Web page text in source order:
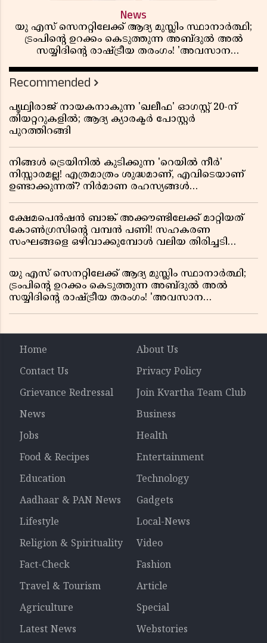
News
യു എസ് സെനറ്റിലേക്ക് ആദ്യ മുസ്ലിം സ്ഥാനാർത്ഥി;
ട്രംപിന്റെ ഉറക്കം കെടുത്തുന്ന അബ്ദുൽ അൽ
സയ്യിദിന്റെ രാഷ്ട്രീയ തരംഗം! 'അവസാന
Recommended
പൃഥ്വിരാജ് നായകനാകുന്ന 'ഖലീഫ' ഓഗസ്റ്റ് 20-ന്
തിയറ്ററുകളിൽ; ആദ്യ ക്യാരക്ടർ പോസ്റ്റർ
പുറത്തിറങ്ങി
നിങ്ങൾ ട്രെയിനിൽ കുടിക്കുന്ന 'റെയിൽ നീർ'
നിസ്സാരമല്ല! എത്രമാത്രം ശുദ്ധമാണ്, എവിടെയാണ്
ഉണ്ടാക്കുന്നത്? നിർമാണ രഹസ്യങ്ങൾ
ക്ഷേമപെൻഷൻ ബാങ്ക് അക്കൗണ്ടിലേക്ക് മാറ്റിയത്
കോൺഗ്രസിന്റെ വമ്പൻ പണി! സഹകരണ
സംഘങ്ങളെ ഒഴിവാക്കുമ്പോൾ വലിയ തിരിച്ചടി
യു എസ് സെനറ്റിലേക്ക് ആദ്യ മുസ്ലിം സ്ഥാനാർത്ഥി;
ട്രംപിന്റെ ഉറക്കം കെടുത്തുന്ന അബ്ദുൽ അൽ
സയ്യിദിന്റെ രാഷ്ട്രീയ തരംഗം! 'അവസാന
Home
About Us
Contact Us
Privacy Policy
Grievance Redressal
Join Kvartha Team Club
News
Business
Jobs
Health
Food & Recipes
Entertainment
Education
Technology
Aadhaar & PAN News
Gadgets
Lifestyle
Local-News
Religion & Spirituality
Video
Fact-Check
Fashion
Travel & Tourism
Article
Agriculture
Special
Latest News
Webstories